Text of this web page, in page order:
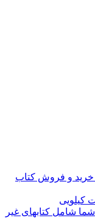
خرید و فروش کتاب
کیلویی
شامل کتابهای غیر